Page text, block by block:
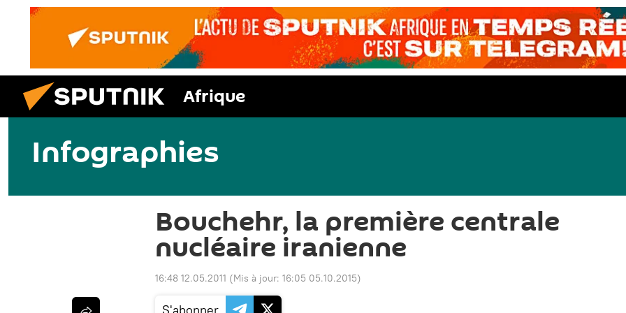
Afrique
Infographies
Bouchehr, la première centrale
nucléaire iranienne
16:48 12.05.2011 (Mis à jour: 16:05 05.10.2015)